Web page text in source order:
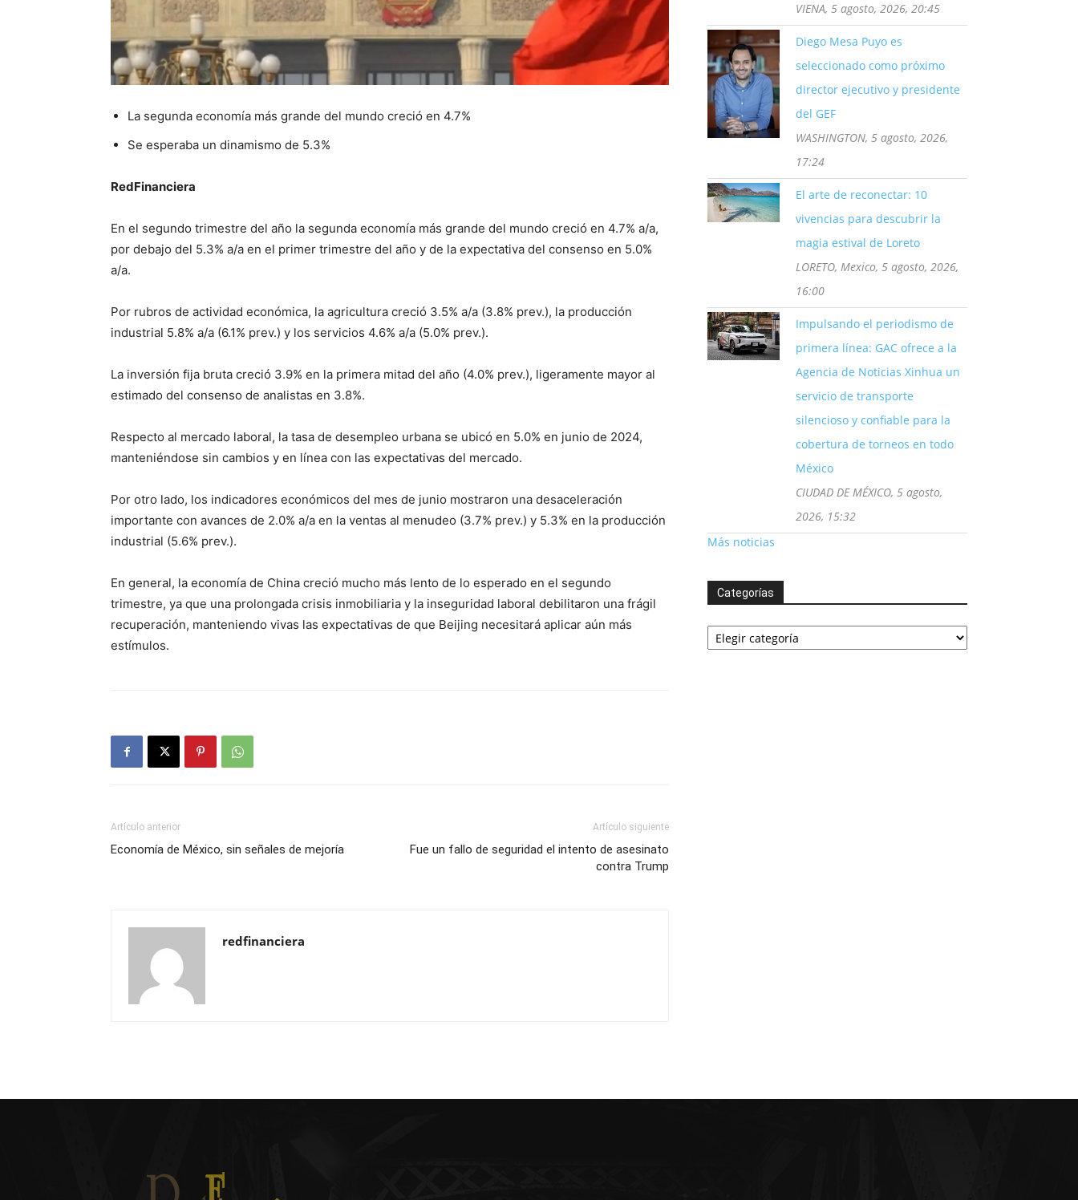
La segunda economía más grande del mundo creció en 4.7%
Se esperaba un dinamismo de 5.3%
RedFinanciera
En el segundo trimestre del año la segunda economía más grande del mundo creció en 4.7% a/a,
por debajo del 5.3% a/a en el primer trimestre del año y de la expectativa del consenso en 5.0%
a/a.
Por rubros de actividad económica, la agricultura creció 3.5% a/a (3.8% prev.), la producción
industrial 5.8% a/a (6.1% prev.) y los servicios 4.6% a/a (5.0% prev.).
La inversión fija bruta creció 3.9% en la primera mitad del año (4.0% prev.), ligeramente mayor al
estimado del consenso de analistas en 3.8%.
Respecto al mercado laboral, la tasa de desempleo urbana se ubicó en 5.0% en junio de 2024,
manteniéndose sin cambios y en línea con las expectativas del mercado.
Por otro lado, los indicadores económicos del mes de junio mostraron una desaceleración
importante con avances de 2.0% a/a en la ventas al menudeo (3.7% prev.) y 5.3% en la producción
industrial (5.6% prev.).
En general, la economía de China creció mucho más lento de lo esperado en el segundo
trimestre, ya que una prolongada crisis inmobiliaria y la inseguridad laboral debilitaron una frágil
recuperación, manteniendo vivas las expectativas de que Beijing necesitará aplicar aún más
estímulos.
Artículo anterior
Economía de México, sin señales de mejoría
Artículo siguiente
Fue un fallo de seguridad el intento de asesinato
contra Trump
redfinanciera
VIENA, 5 agosto, 2026, 20:45
Diego Mesa Puyo es
seleccionado como próximo
director ejecutivo y presidente
del GEF
WASHINGTON, 5 agosto, 2026,
17:24
El arte de reconectar: 10
vivencias para descubrir la
magia estival de Loreto
LORETO, Mexico, 5 agosto, 2026,
16:00
Impulsando el periodismo de
primera línea: GAC ofrece a la
Agencia de Noticias Xinhua un
servicio de transporte
silencioso y confiable para la
cobertura de torneos en todo
México
CIUDAD DE MÉXICO, 5 agosto,
2026, 15:32
Más noticias
Categorías
Categorías